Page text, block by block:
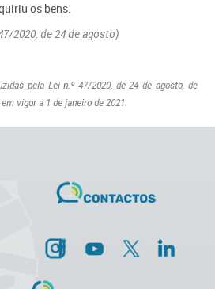
os bens.
2020, de 24 de agosto)
pela Lei n.º 47/2020, de 24 de agosto, de
vigor a 1 de janeiro de 2021.